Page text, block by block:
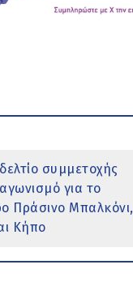
συμμετοχής
για το
Πράσινο Μπαλκόνι,
Κήπο